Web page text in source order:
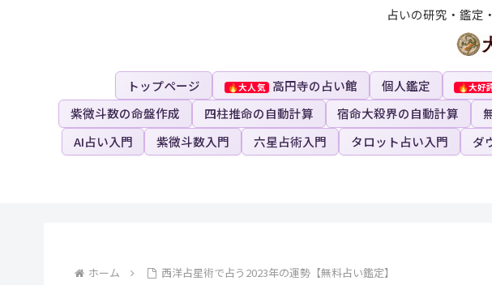
占いの研究・鑑定
トップページ 高円寺の占い館 個人鑑定
紫微斗数の命盤作成
四柱推命の自動計算 宿命大殺界の自動計算
AI占い入門
紫微斗数入門 六星占術入門 タロット占い入門 ダ
ホーム 西洋占星術で占う2023年の運勢【無料占い鑑定】